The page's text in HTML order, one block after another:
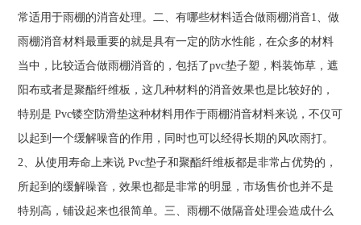
常适用于雨棚的消音处理。二、有哪些材料适合做雨棚消音1、做
雨棚消音材料最重要的就是具有一定的防水性能，在众多的材料
当中，比较适合做雨棚消音的，包括了pvc垫子塑，料装饰草，遮
阳布或者是聚酯纤维板，这几种材料的消音效果也是比较好的，
特别是 Pvc镂空防滑垫这种材料用作于雨棚消音材料来说，不仅可
以起到一个缓解噪音的作用，同时也可以经得长期的风吹雨打。
2、从使用寿命上来说 Pvc垫子和聚酯纤维板都是非常占优势的，
所起到的缓解噪音，效果也都是非常的明显，市场售价也并不是
特别高，铺设起来也很简单。三、雨棚不做隔音处理会造成什么